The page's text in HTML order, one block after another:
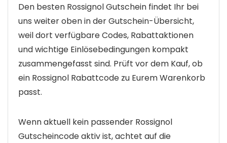
Den besten Rossignol Gutschein findet Ihr bei
uns weiter oben in der Gutschein-Übersicht,
weil dort verfügbare Codes, Rabattaktionen
und wichtige Einlösebedingungen kompakt
zusammengefasst sind. Prüft vor dem Kauf, ob
ein Rossignol Rabattcode zu Eurem Warenkorb
passt.
Wenn aktuell kein passender Rossignol
Gutscheincode aktiv ist, achtet auf die